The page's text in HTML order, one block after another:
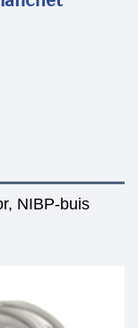
NIBP-buis